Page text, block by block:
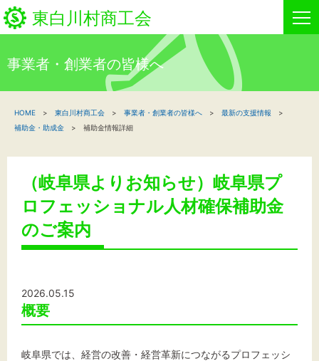
東白川村商工会
新着情報
関係機関の方へ
東白川村商工会について
事業者・創業者の皆様へ
HOME 東白川村商工会 事業者・創業者の皆様へ
最新の支援情報
補助金・助成金
補助金情報詳細
（岐阜県よりお知らせ）岐阜県プ
ロフェッショナル人材確保補助金
のご案内
2026.05.15
概要
岐阜県では、経営の改善・経営革新につながるプロフェッシ